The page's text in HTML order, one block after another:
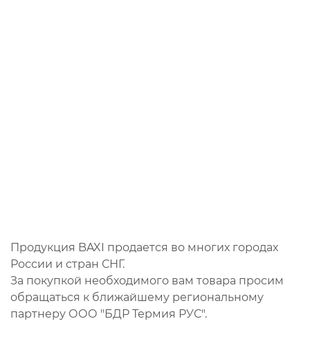
Продукция BAXI продается во многих городах
России и стран СНГ.
За покупкой необходимого вам товара просим
обращаться к ближайшему региональному
партнеру ООО "БДР Термия РУС".